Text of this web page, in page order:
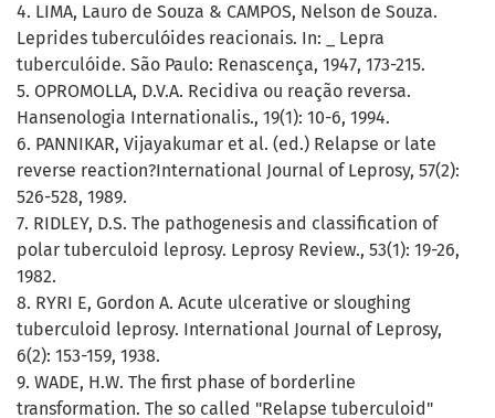
4. LIMA, Lauro de Souza & CAMPOS, Nelson de Souza.
Leprides tuberculóides reacionais. In: _ Lepra
tuberculóide. São Paulo: Renascença, 1947, 173-215.
5. OPROMOLLA, D.V.A. Recidiva ou reação reversa.
Hansenologia Internationalis., 19(1): 10-6, 1994.
6. PANNIKAR, Vijayakumar et al. (ed.) Relapse or late
reverse reaction?International Journal of Leprosy, 57(2):
526-528, 1989.
7. RIDLEY, D.S. The pathogenesis and classification of
polar tuberculoid leprosy. Leprosy Review., 53(1): 19-26,
1982.
8. RYRI E, Gordon A. Acute ulcerative or sloughing
tuberculoid leprosy. International Journal of Leprosy,
6(2): 153-159, 1938.
9. WADE, H.W. The first phase of borderline
transformation. The so called "Relapse tuberculoid"